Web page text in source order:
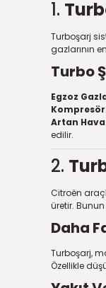
1.
Turboşarj
gazlarının
Turbo
Egzoz
Kompresör
Artan Hava
edilir.
2.
Citroën
üretir.
Daha
Turboşarj,
Özellikle